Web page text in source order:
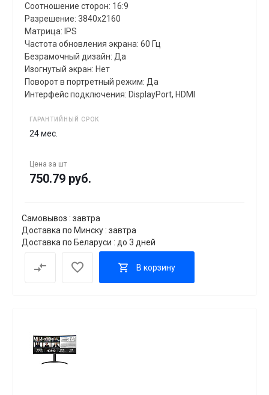
Соотношение сторон: 16:9
Разрешение: 3840x2160
Матрица: IPS
Частота обновления экрана: 60 Гц
Безрамочный дизайн: Да
Изогнутый экран: Нет
Поворот в портретный режим: Да
Интерфейс подключения: DisplayPort, HDMI
ГАРАНТИЙНЫЙ СРОК
24 мес.
Цена за шт
750.79 руб.
Самовывоз : завтра
Доставка по Минску : завтра
Доставка по Беларуси : до 3 дней
В корзину